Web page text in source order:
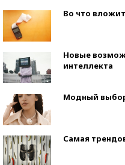
Во что
Новые
интеллекта
Модный
Самая